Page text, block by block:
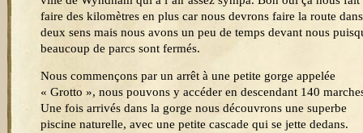
faire des kilomètres en plus car nous devrons faire la route
deux sens mais nous avons un peu de temps devant nous
beaucoup de parcs sont fermés.
Nous commençons par un arrêt à une petite gorge appelée
« Grotto », nous pouvons y accéder en descendant 140
Une fois arrivés dans la gorge nous découvrons une superbe
piscine naturelle, avec une petite cascade qui se jette dedans.